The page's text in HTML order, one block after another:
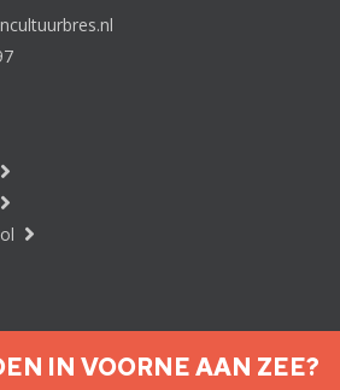
IN VOORNE AAN ZEE?